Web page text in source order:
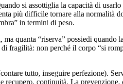
si assottiglia la capacità di usarlo
più difficile tornare alla normalità
in termini di peso.
quanta “riserva” possiedi quando
fragilità: non perché il corpo “si
tutto, inseguire perfezione).
continuità. La